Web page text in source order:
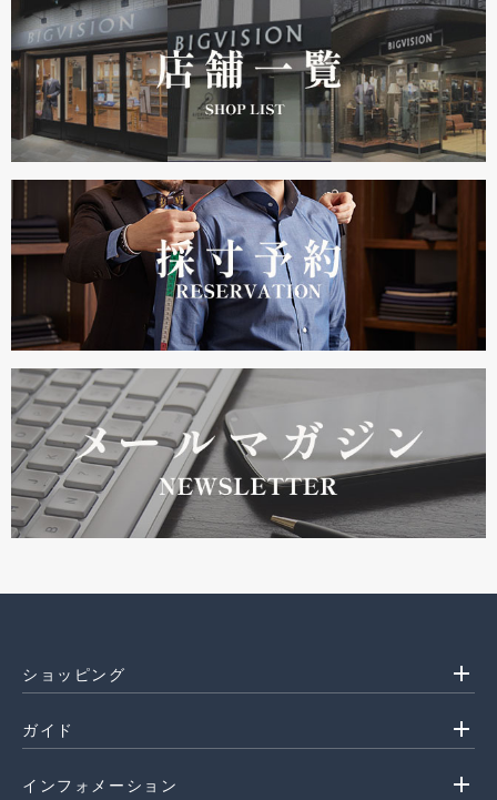
ショッピング add
ガイド add
インフォメーション add